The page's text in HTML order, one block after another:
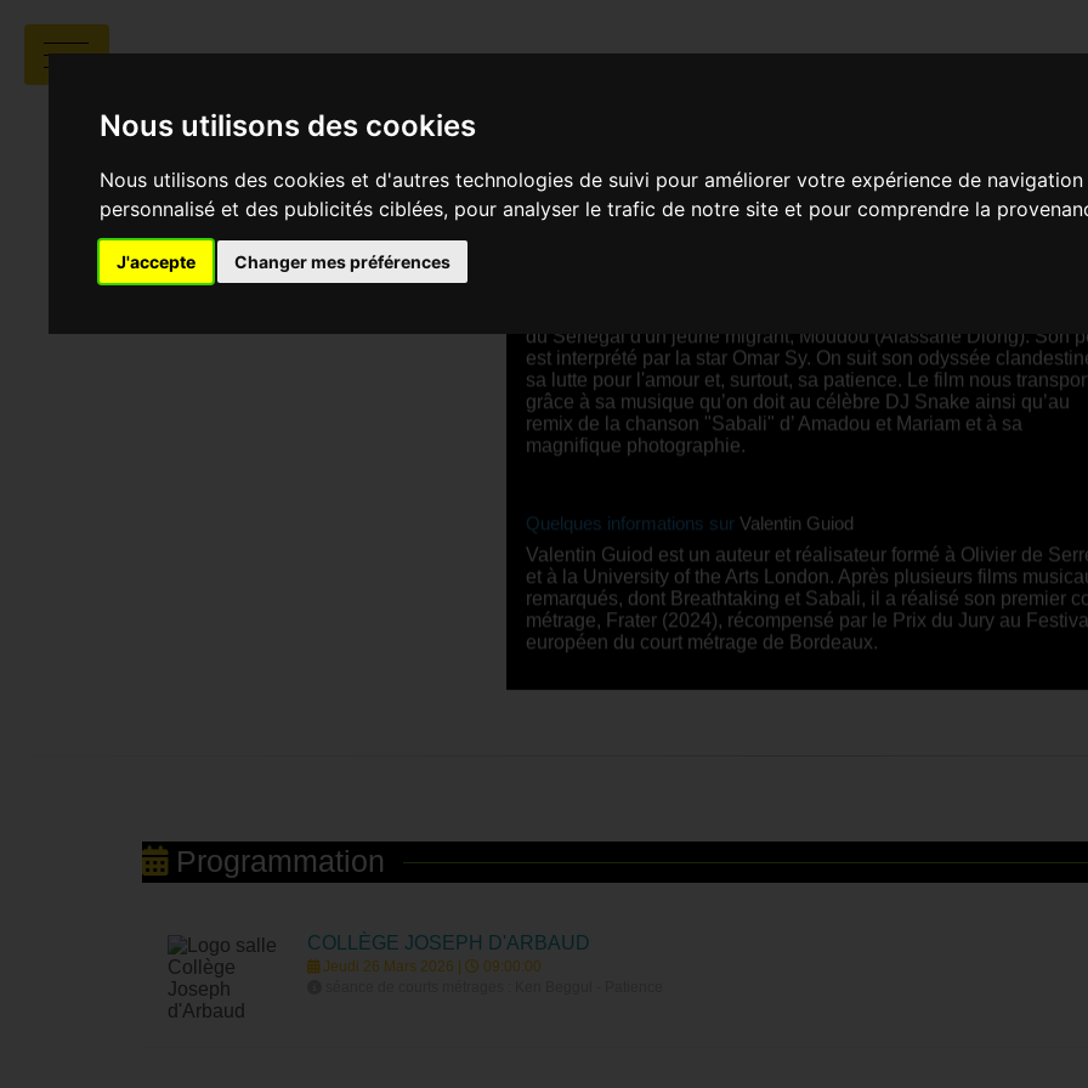
Nous utilisons des cookies
Nous utilisons des cookies et d'autres technologies de suivi pour améliorer votre expérience de
personnalisé et des publicités ciblées, pour analyser le trafic de notre site et pour comprendre la
J'accepte Changer mes préférences
PATIENCE
Valentin Guiod | 00:10 | France
du Sénégal d'un jeune migrant, Moudou (Alassane Diong). Son
est interprété par la star Omar Sy. On suit son odyssée
sa lutte pour l'amour et, surtout, sa patience. Le film nous
grâce à sa musique qu’on doit au célèbre DJ Snake ainsi qu’au
remix de la chanson "Sabali" d’ Amadou et Mariam et à sa
magnifique photographie.
Quelques informations sur Valentin Guiod
Valentin Guiod est un auteur et réalisateur formé à Olivier de
et à la University of the Arts London. Après plusieurs films
remarqués, dont Breathtaking et Sabali, il a réalisé son premier
métrage, Frater (2024), récompensé par le Prix du Jury au
européen du court métrage de Bordeaux.
Programmation
COLLÈGE JOSEPH D'ARBAUD
Jeudi 26 Mars 2026 |
09:00:00